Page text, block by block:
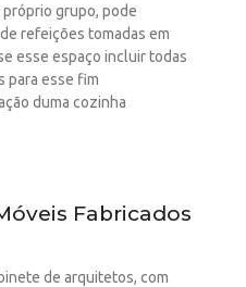
próprio grupo, pode
refeições tomadas em
esse espaço incluir todas
para esse fim
duma cozinha
Fabricados
de arquitetos, com